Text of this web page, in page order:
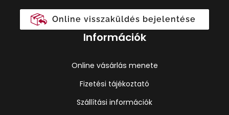
Online visszaküldés bejelentése
Információk
Online vásárlás menete
Fizetési tájékoztató
Szállítási információk